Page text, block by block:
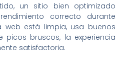
un sitio bien optimizado
correcto durante
web está limpia, usa buenos
picos bruscos, la experiencia
satisfactoria.